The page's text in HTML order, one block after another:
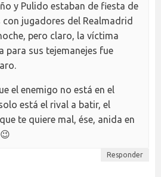
y Pulido estaban de fiesta de
con jugadores del Realmadrid
pero claro, la víctima
para sus tejemanejes fue
el enemigo no está en el
está el rival a batir, el
te quiere mal, ése, anida en
Responder